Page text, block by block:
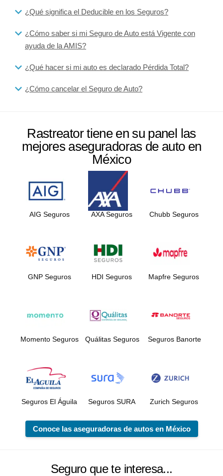
¿Qué significa el Deducible en los Seguros?
¿Cómo saber si mi Seguro de Auto está Vigente con
ayuda de la AMIS?
¿Qué hacer si mi auto es declarado Pérdida Total?
¿Cómo cancelar el Seguro de Auto?
Rastreator tiene en su panel las
mejores aseguradoras de auto en
México
AIG Seguros AXA Seguros Chubb Seguros
GNP Seguros HDI Seguros Mapfre Seguros
Momento Seguros Quálitas Seguros Seguros Banorte
Seguros El Águila Seguros SURA Zurich Seguros
Conoce las aseguradoras de autos en México
Seguro que te interesa...